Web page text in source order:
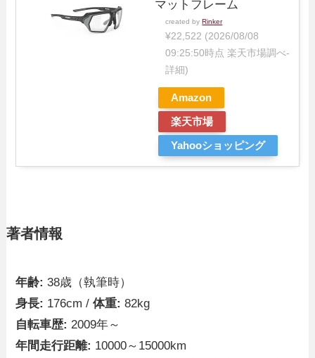
マットフレーム
created byRinker
¥22,522 (2026/08/08
09:25:50時点 楽天市場調べ-
詳細)
Amazon
楽天市場
Yahooショッピング
著者情報
年齢: 38歳（執筆時）
身長: 176cm /体重: 82kg
自転車歴: 2009年～
年間走行距離: 10000～15000km